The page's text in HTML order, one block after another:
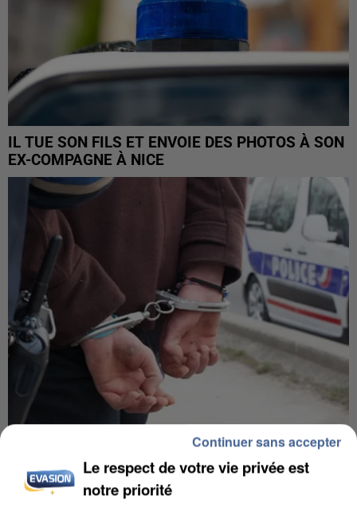
IL TUE SON FILS ET ENVOIE DES PHOTOS À SON
EX-COMPAGNE À NICE
L’UN DES FONDATEURS SUPPOSÉS DE LA DZ
MAFIA INTERPELLÉ EN ALGÉRIE
Le respect de votre vie privée est
notre priorité
Continuer sans accepter